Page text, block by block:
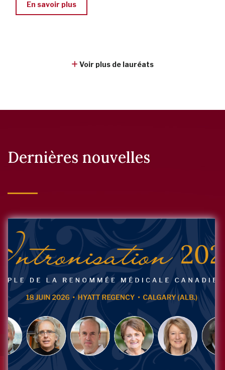
En savoir plus
Voir plus de lauréats
Dernières nouvelles